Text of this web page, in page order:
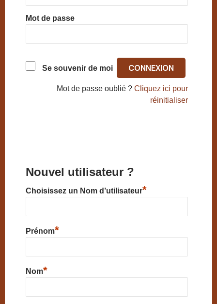
Mot de passe
Se souvenir de moi
Mot de passe oublié ?Cliquez ici pour
réinitialiser
Nouvel utilisateur ?
Choisissez un Nom d’utilisateur*
Prénom*
Nom*